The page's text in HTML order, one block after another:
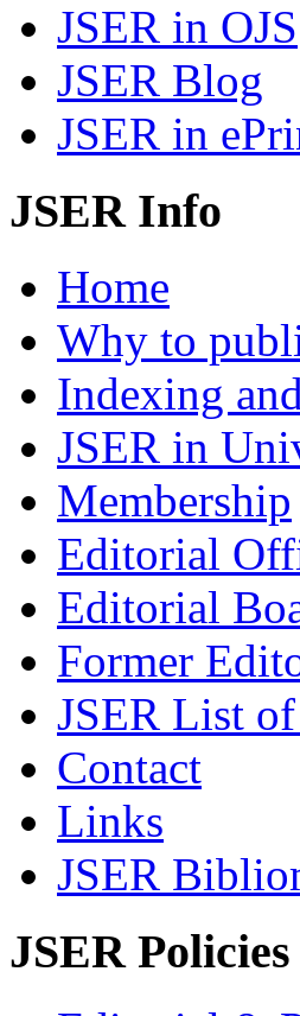
JSER in OJS
JSER Blog
JSER in
JSER Info
Home
Why to
Indexing
JSER in
Membership
Editorial
Editorial
Former
JSER List
Contact
Links
JSER
JSER Policies